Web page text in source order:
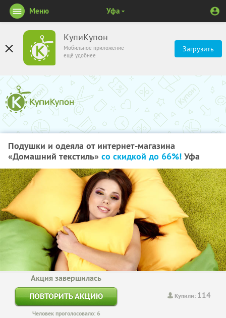
КупиКупон
Мобильное приложение
ещё удобнее
Загрузить
Меню Уфа
Подушки и одеяла от интернет-магазина
«Домашний текстиль» со скидкой до 66%! Уфа
Купили: 114
Акция завершилась
ПОВТОРИТЬ АКЦИЮ
Человек проголосовало: 6